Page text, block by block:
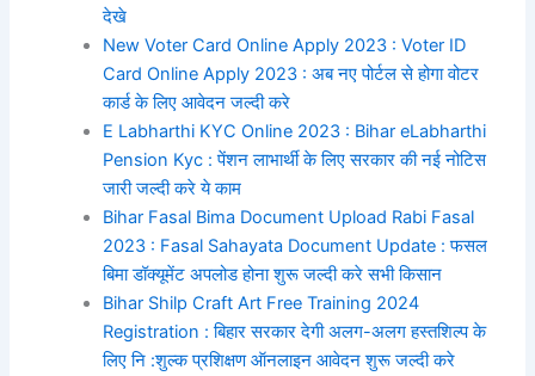
देखे
New Voter Card Online Apply 2023 : Voter ID
Card Online Apply 2023 : अब नए पोर्टल से होगा वोटर
कार्ड के लिए आवेदन जल्दी करे
E Labharthi KYC Online 2023 : Bihar eLabharthi
Pension Kyc : पेंशन लाभार्थी के लिए सरकार की नई नोटिस
जारी जल्दी करे ये काम
Bihar Fasal Bima Document Upload Rabi Fasal
2023 : Fasal Sahayata Document Update : फसल
बिमा डॉक्यूमेंट अपलोड होना शुरू जल्दी करे सभी किसान
Bihar Shilp Craft Art Free Training 2024
Registration : बिहार सरकार देगी अलग-अलग हस्तशिल्प के
लिए नि :शुल्क प्रशिक्षण ऑनलाइन आवेदन शुरू जल्दी करे